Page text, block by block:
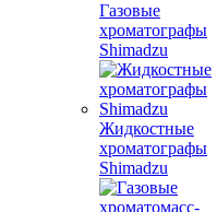
Газовые
хроматографы
Shimadzu
Жидкостные
хроматографы
Shimadzu